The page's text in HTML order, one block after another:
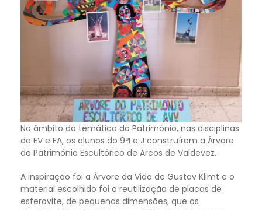
No âmbito da temática do Património, nas disciplinas
de EV e EA, os alunos do 9ºI e J construíram a Árvore
do Património Escultórico de Arcos de Valdevez.
A inspiração foi a Árvore da Vida de Gustav Klimt e o
material escolhido foi a reutilização de placas de
esferovite, de pequenas dimensões, que os